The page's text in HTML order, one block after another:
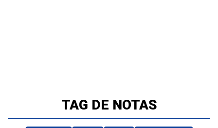
TAG DE NOTAS